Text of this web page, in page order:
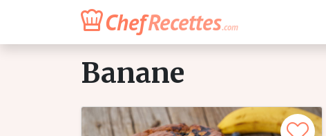
ChefRecettes.com
Banane